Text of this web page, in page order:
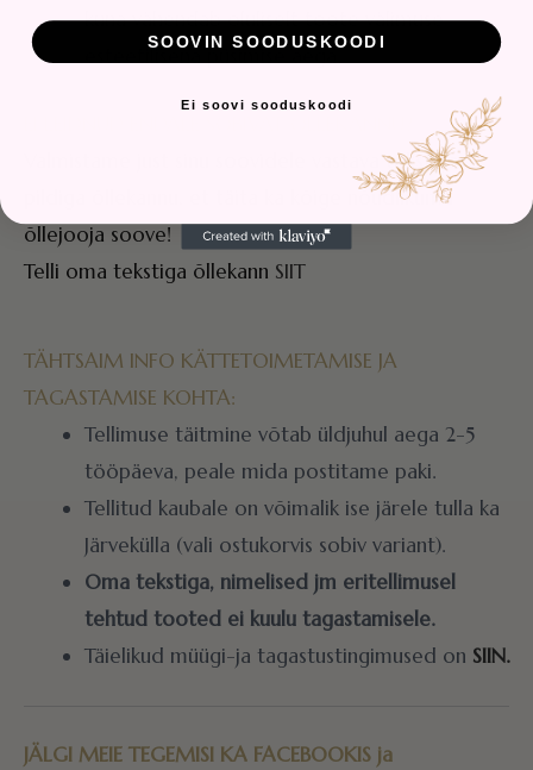
kuna vähendab oluliselt toote välimuse
esteetilisena püsimise aega.
Valmistame just sinu soovidele vastava teksti ja
pildiga õllekannu, et täita ka kõige nõudlikuma
õllejooja soove!
Telli oma tekstiga õllekann SIIT
TÄHTSAIM INFO KÄTTETOIMETAMISE JA
TAGASTAMISE KOHTA:
Tellimuse täitmine võtab üldjuhul aega 2-5
tööpäeva, peale mida postitame paki.
Tellitud kaubale on võimalik ise järele tulla ka
Järvekülla (vali ostukorvis sobiv variant).
Oma tekstiga, nimelised jm eritellimusel
tehtud tooted ei kuulu tagastamisele.
Täielikud müügi-ja tagastustingimused on SIIN.
JÄLGI MEIE TEGEMISI KA FACEBOOKIS ja
SOOVIN SOODUSKOODI
Ei soovi sooduskoodi